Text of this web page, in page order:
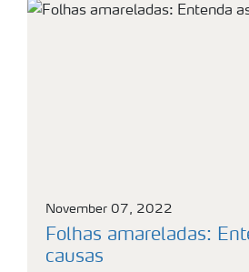
November 07, 2022
Folhas amareladas:
causas